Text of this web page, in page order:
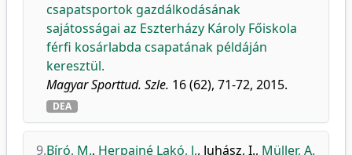
csapatsportok gazdálkodásának
sajátosságai az Eszterházy Károly Főiskola
férfi kosárlabda csapatának példáján
keresztül.
Magyar Sporttud. Szle. 16 (62), 71-72, 2015.
DEA
9.Bíró, M., Herpainé Lakó, J., Juhász, I., Müller, A.